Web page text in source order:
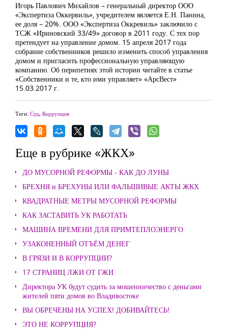
Игорь Павлович Михайлов – генеральный директор ООО
«Экспертиза Оккервиль», учредителем является Е.Н. Панина,
ее доля – 20%. ООО «Экспертиза Оккревиль» заключило с
ТСЖ «Ириновский 33/49» договор в 2011 году. С тех пор
претендует на управление домом. 15 апреля 2017 года
собрание собственников решило изменить способ управления
домом и пригласить профессиональную управляющую
компанию. Об перипетиях этой истории читайте в статье
«Собственники и те, кто ими управляет» «АрсВест»
15.03.2017 г.
Теги: Суд, Коррупция
Еще в рубрике «ЖКХ»
ДО МУСОРНОЙ РЕФОРМЫ - КАК ДО ЛУНЫ
БРЕХНЯ и БРЕХУНЫ ИЛИ ФАЛЬШИВЫЕ АКТЫ ЖКХ
КВАДРАТНЫЕ МЕТРЫ МУСОРНОЙ РЕФОРМЫ
КАК ЗАСТАВИТЬ УК РАБОТАТЬ
МАШИНА ВРЕМЕНИ ДЛЯ ПРИМТЕПЛОЭНЕРГО
УЗАКОНЕННЫЙ ОТЪЁМ ДЕНЕГ
В ГРЯЗИ И В КОРРУПЦИИ?
17 СТРАНИЦ ЛЖИ ОТ ГЖИ
Директора УК будут судить за мошенничество с деньгами
жителей пяти домов во Владивостоке
ВЫ ОБРЕЧЕНЫ НА УСПЕХ! ДОБИВАЙТЕСЬ!
ЭТО НЕ КОРРУПЦИЯ?